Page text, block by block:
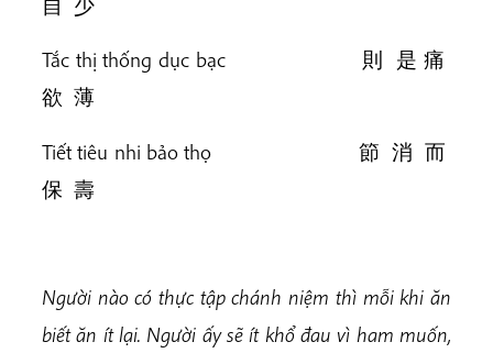
自 少
Tắc thị thống dục bạc 則 是 痛
欲 薄
Tiết tiêu nhi bảo thọ 節 消 而
保 壽
Người nào có thực tập chánh niệm thì mỗi khi ăn
biết ăn ít lại. Người ấy sẽ ít khổ đau vì ham muốn,